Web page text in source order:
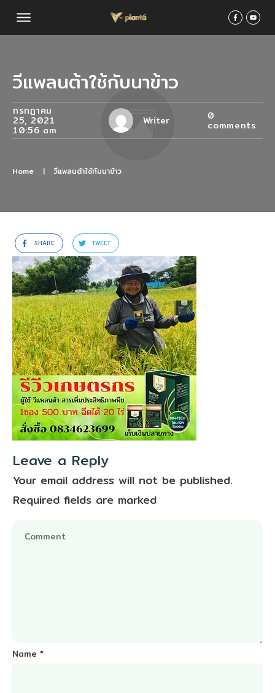
วีแพลนต้าใช้กับนาข้าว
กรกฎาคม
25, 2021
10:56 am
Writer 0
comments
Home | วีแพลนต้าใช้กับนาข้าว
SHARE TWEET
Leave a Reply
Your email address will not be published.
Required fields are marked
Name *